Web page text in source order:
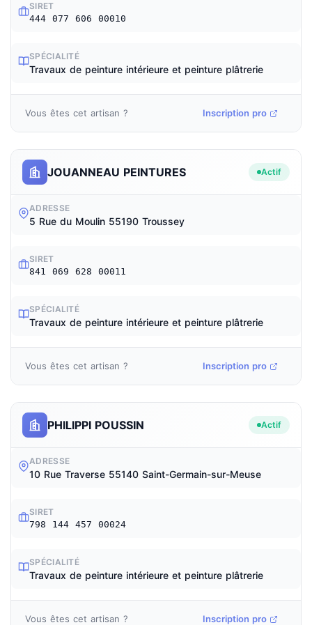
SIRET
444 077 606 00010
SPÉCIALITÉ
Travaux de peinture intérieure et peinture plâtrerie
Vous êtes cet artisan ? Inscription pro
JOUANNEAU PEINTURES Actif
ADRESSE
5 Rue du Moulin 55190 Troussey
SIRET
841 069 628 00011
SPÉCIALITÉ
Travaux de peinture intérieure et peinture plâtrerie
Vous êtes cet artisan ? Inscription pro
PHILIPPI POUSSIN Actif
ADRESSE
10 Rue Traverse 55140 Saint-Germain-sur-Meuse
SIRET
798 144 457 00024
SPÉCIALITÉ
Travaux de peinture intérieure et peinture plâtrerie
Vous êtes cet artisan ? Inscription pro